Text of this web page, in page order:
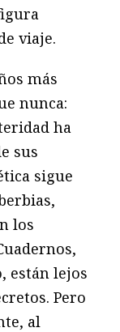
viaje.
más
nunca:
ha
sus
sigue
los
nos,
están lejos
Pero
al